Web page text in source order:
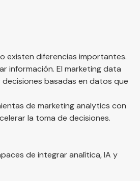
existen diferencias importantes.
información. El marketing data
decisiones basadas en datos que
de marketing analytics con
la toma de decisiones.
de integrar analítica, IA y